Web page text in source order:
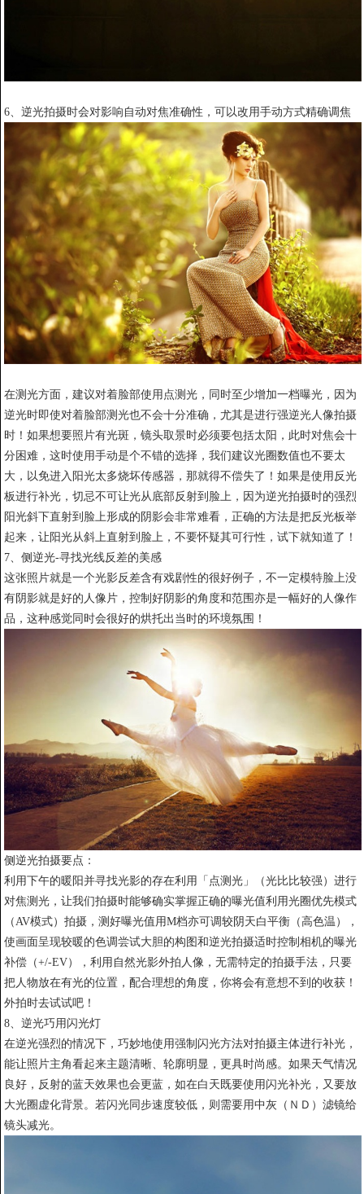
6、逆光拍摄时会对影响自动对焦准确性，可以改用手动方式精确调焦
在测光方面，建议对着脸部使用点测光，同时至少增加一档曝光，因为
逆光时即使对着脸部测光也不会十分准确，尤其是进行强逆光人像拍摄
时！如果想要照片有光斑，镜头取景时必须要包括太阳，此时对焦会十
分困难，这时使用手动是个不错的选择，我们建议光圈数值也不要太
大，以免进入阳光太多烧坏传感器，那就得不偿失了！如果是使用反光
板进行补光，切忌不可让光从底部反射到脸上，因为逆光拍摄时的强烈
阳光斜下直射到脸上形成的阴影会非常难看，正确的方法是把反光板举
起来，让阳光从斜上直射到脸上，不要怀疑其可行性，试下就知道了！
7、侧逆光-寻找光线反差的美感
这张照片就是一个光影反差含有戏剧性的很好例子，不一定模特脸上没
有阴影就是好的人像片，控制好阴影的角度和范围亦是一幅好的人像作
品，这种感觉同时会很好的烘托出当时的环境氛围！
侧逆光拍摄要点：
利用下午的暖阳并寻找光影的存在利用「点测光」（光比比较强）进行
对焦测光，让我们拍摄时能够确实掌握正确的曝光值利用光圈优先模式
（AV模式）拍摄，测好曝光值用M档亦可调较阴天白平衡（高色温），
使画面呈现较暖的色调尝试大胆的构图和逆光拍摄适时控制相机的曝光
补偿（+/-EV），利用自然光影外拍人像，无需特定的拍摄手法，只要
把人物放在有光的位置，配合理想的角度，你将会有意想不到的收获！
外拍时去试试吧！
8、逆光巧用闪光灯
在逆光强烈的情况下，巧妙地使用强制闪光方法对拍摄主体进行补光，
能让照片主角看起来主题清晰、轮廓明显，更具时尚感。如果天气情况
良好，反射的蓝天效果也会更蓝，如在白天既要使用闪光补光，又要放
大光圈虚化背景。若闪光同步速度较低，则需要用中灰（ＮＤ）滤镜给
镜头减光。